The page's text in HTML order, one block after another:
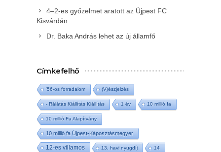
4–2-es győzelmet aratott az Újpest FC
Kisvárdán
Dr. Baka András lehet az új államfő
Címkefelhő
'56-os forradalom (V)észjelzés
- Rálátás Kiállítás Kiállítás 1 év 10 millió fa
10 millió Fa Alapítvány
10 millió fa Újpest-Káposztásmegyer
12-es villamos 13. havi nyugdíj 14